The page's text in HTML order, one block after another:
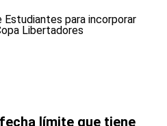
límite que tiene